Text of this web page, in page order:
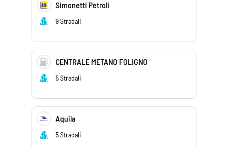
Simonetti Petroli
9 Stradali
CENTRALE METANO FOLIGNO
5 Stradali
Aquila
5 Stradali